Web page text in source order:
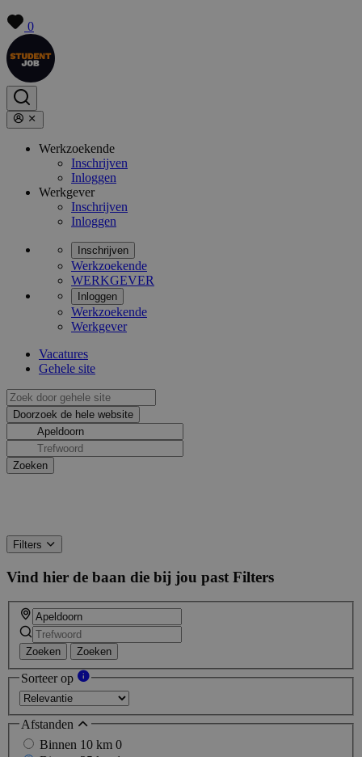
0
Werkzoekende
Inschrijven
Inloggen
Werkgever
Inschrijven
Inloggen
Inschrijven
Werkzoekende
WERKGEVER
Inloggen
Werkzoekende
Werkgever
Vacatures
Gehele site
Filters
Vind hier de baan die bij jou past Filters
Zoeken Zoeken
Sorteer op
Afstanden
Binnen 10 km 0